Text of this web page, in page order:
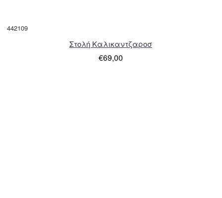
442109
Στολή Καλικαντζαροσ
€69,00